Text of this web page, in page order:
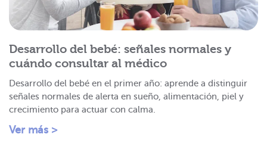
Desarrollo del bebé: señales normales y
cuándo consultar al médico
Desarrollo del bebé en el primer año: aprende a distinguir
señales normales de alerta en sueño, alimentación, piel y
crecimiento para actuar con calma.
Ver más >